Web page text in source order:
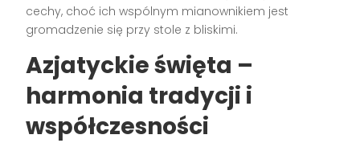
cechy, choć ich wspólnym mianownikiem jest
gromadzenie się przy stole z bliskimi.
Azjatyckie święta –
harmonia tradycji i
współczesności